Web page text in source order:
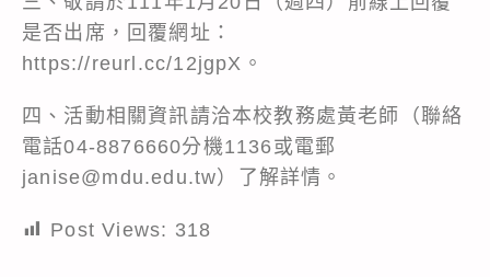
是否出席，回覆網址：
https://reurl.cc/12jgpX 。
四、活動相關資訊請洽本校教務處黃老師（聯絡
電話04-8876660分機1136或電郵
janise@mdu.edu.tw）了解詳情。
Post Views: 318